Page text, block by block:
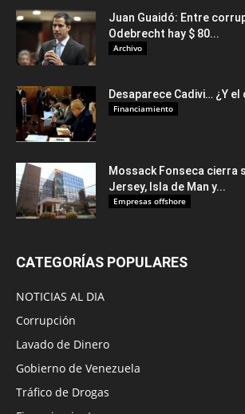
Juan Guaidó: Entre
Odebrecht hay $ 80...
Archivo
Desaparece Cadivi… ¿Y el
Financiamiento
Mossack Fonseca cierra
Jersey, Isla de Man y...
Empresas offshore
CATEGORÍAS POPULARES
NOTICIAS AL DIA
Corrupción
Lavado de Dinero
Gobierno de Venezuela
Tráfico de Drogas